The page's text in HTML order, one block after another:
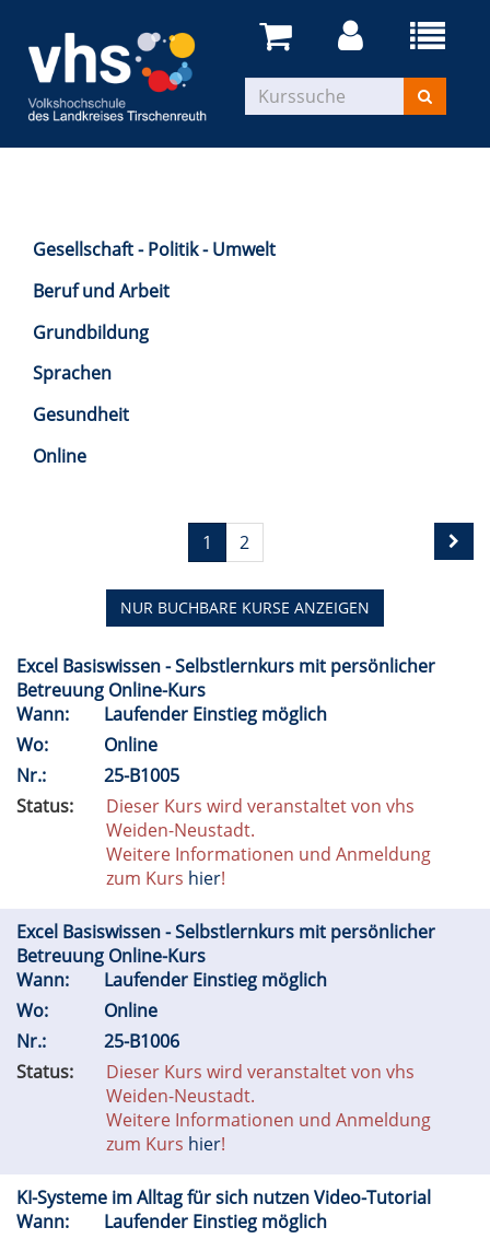
Gesellschaft - Politik - Umwelt
Beruf und Arbeit
Grundbildung
Sprachen
Gesundheit
Online
1 2
NUR BUCHBARE KURSE ANZEIGEN
Excel Basiswissen - Selbstlernkurs mit persönlicher
Betreuung Online-Kurs
Wann:
Laufender Einstieg möglich
Wo:
Online
Nr.:
25-B1005
Status:
Dieser Kurs wird veranstaltet von vhs
Weiden-Neustadt.
Weitere Informationen und Anmeldung
zum Kurs hier!
Excel Basiswissen - Selbstlernkurs mit persönlicher
Betreuung Online-Kurs
Wann:
Laufender Einstieg möglich
Wo:
Online
Nr.:
25-B1006
Status:
Dieser Kurs wird veranstaltet von vhs
Weiden-Neustadt.
Weitere Informationen und Anmeldung
zum Kurs hier!
KI-Systeme im Alltag für sich nutzen Video-Tutorial
Wann:
Laufender Einstieg möglich